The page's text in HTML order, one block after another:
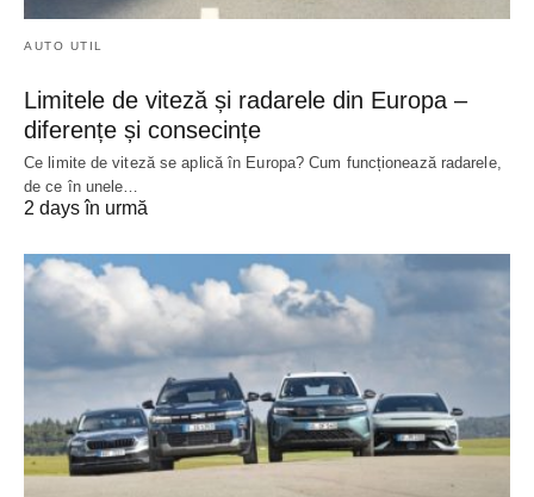
AUTO UTIL
Limitele de viteză și radarele din Europa –
diferențe și consecințe
Ce limite de viteză se aplică în Europa? Cum funcționează radarele,
de ce în unele…
2 days în urmă